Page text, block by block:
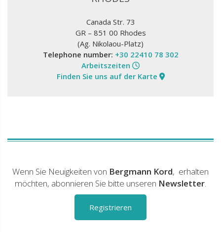
Canada Str. 73
GR – 851 00 Rhodes
(Ag. Nikolaou-Platz)
Telephone number: +30 22410 78 302
Arbeitszeiten
Finden Sie uns auf der Karte
Wenn Sie Neuigkeiten von Bergmann Kord, erhalten
möchten, abonnieren Sie bitte unseren Newsletter.
Registrieren